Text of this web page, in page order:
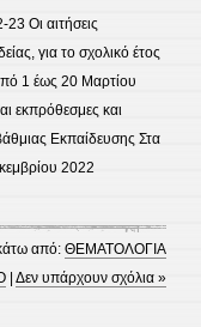
Οι αιτήσεις
για το σχολικό έτος
1 έως 20 Μαρτίου
εκπρόθεσμες και
Εκπαίδευσης Στα
2022
από:ΘΕΜΑΤΟΛΟΓΙΑ
|Δεν υπάρχουν σχόλια »